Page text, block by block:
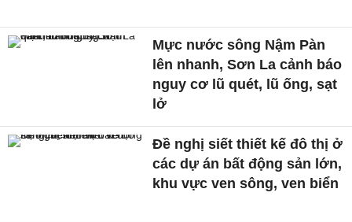
Mực nước sông Nậm Pàn
lên nhanh, Sơn La cảnh báo
nguy cơ lũ quét, lũ ống, sạt
lở
Đề nghị siết thiết kế đô thị ở
các dự án bất động sản lớn,
khu vực ven sông, ven biển